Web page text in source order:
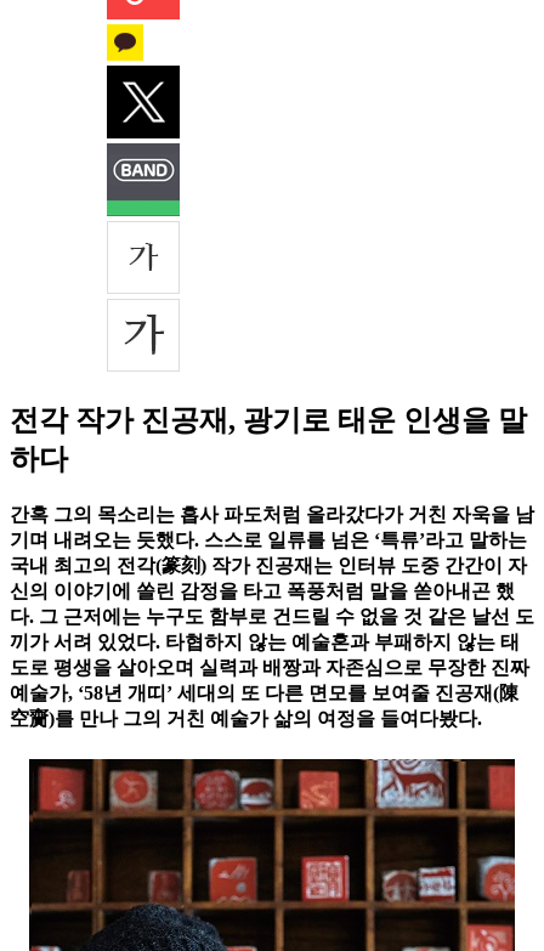
전각 작가 진공재, 광기로 태운 인생을 말
하다
간혹 그의 목소리는 흡사 파도처럼 올라갔다가 거친 자욱을 남
기며 내려오는 듯했다. 스스로 일류를 넘은 ‘특류’라고 말하는
국내 최고의 전각(篆刻) 작가 진공재는 인터뷰 도중 간간이 자
신의 이야기에 쏠린 감정을 타고 폭풍처럼 말을 쏟아내곤 했
다. 그 근저에는 누구도 함부로 건드릴 수 없을 것 같은 날선 도
끼가 서려 있었다. 타협하지 않는 예술혼과 부패하지 않는 태
도로 평생을 살아오며 실력과 배짱과 자존심으로 무장한 진짜
예술가, ‘58년 개띠’ 세대의 또 다른 면모를 보여줄 진공재(陳
空齎)를 만나 그의 거친 예술가 삶의 여정을 들여다봤다.